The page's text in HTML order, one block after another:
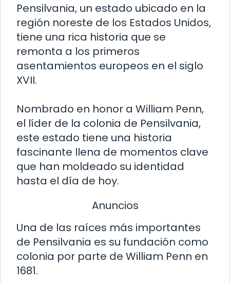
Pensilvania, un estado ubicado en la
región noreste de los Estados Unidos,
tiene una rica historia que se
remonta a los primeros
asentamientos europeos en el siglo
XVII.
Nombrado en honor a William Penn,
el líder de la colonia de Pensilvania,
este estado tiene una historia
fascinante llena de momentos clave
que han moldeado su identidad
hasta el día de hoy.
Anuncios
Una de las raíces más importantes
de Pensilvania es su fundación como
colonia por parte de William Penn en
1681.